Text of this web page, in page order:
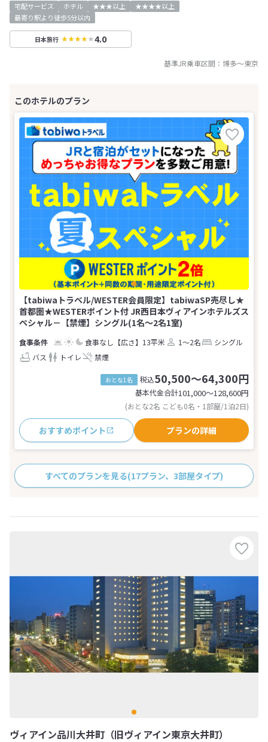
宅配サービス ホテル ★★★以上
★★★★以上
最寄り駅より徒歩5分以内
日本旅行 4.0
基準JR乗車区間： 博多～東京
【tabiwaトラベル/WESTER会員限定】tabiwaSP売尽し★
首都圏★WESTERポイント付 JR西日本ヴィアインホテルズス
ペシャル－【禁煙】シングル(1名～2名1室)
食事なし 【広さ】13平米 1～2名
シングル
バス
トイレ 禁煙
おとな1名 税込50,500～64,300円
基本代金合計101,000〜128,600円
(おとな2名 こども0名・1部屋/1泊2日)
おすすめポイント プランの詳細
すべてのプランを見る(17プラン、3部屋タイプ)
ヴィアイン品川大井町（旧ヴィアイン東京大井町）